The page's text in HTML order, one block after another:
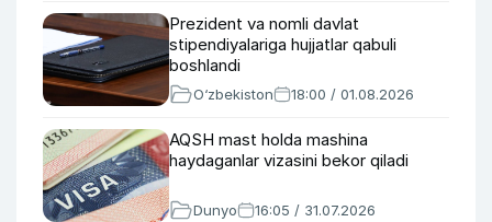
Prezident va nomli davlat
stipendiyalariga hujjatlar qabuli
boshlandi
O‘zbekiston 18:00 / 01.08.2026
AQSH mast holda mashina
haydaganlar vizasini bekor qiladi
Dunyo 16:05 / 31.07.2026